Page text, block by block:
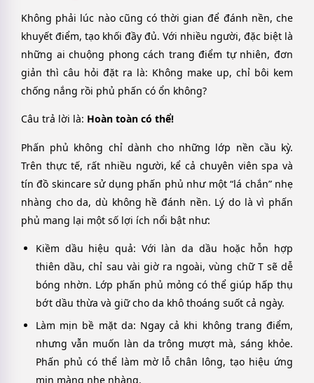
Không phải lúc nào cũng có thời gian để đánh nền, che
khuyết điểm, tạo khối đầy đủ. Với nhiều người, đặc biệt là
những ai chuộng phong cách trang điểm tự nhiên, đơn
giản thì câu hỏi đặt ra là: Không make up, chỉ bôi kem
chống nắng rồi phủ phấn có ổn không?
Câu trả lời là: Hoàn toàn có thể!
Phấn phủ không chỉ dành cho những lớp nền cầu kỳ.
Trên thực tế, rất nhiều người, kể cả chuyên viên spa và
tín đồ skincare sử dụng phấn phủ như một “lá chắn” nhẹ
nhàng cho da, dù không hề đánh nền. Lý do là vì phấn
phủ mang lại một số lợi ích nổi bật như:
Kiềm dầu hiệu quả: Với làn da dầu hoặc hỗn hợp
thiên dầu, chỉ sau vài giờ ra ngoài, vùng chữ T sẽ dễ
bóng nhờn. Lớp phấn phủ mỏng có thể giúp hấp thụ
bớt dầu thừa và giữ cho da khô thoáng suốt cả ngày.
Làm mịn bề mặt da: Ngay cả khi không trang điểm,
nhưng vẫn muốn làn da trông mượt mà, sáng khỏe.
Phấn phủ có thể làm mờ lỗ chân lông, tạo hiệu ứng
mịn màng nhẹ nhàng.